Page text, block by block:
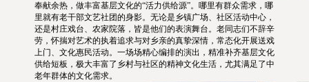
奉献余热，做丰富基层文化的“活力供给源”。哪里有群众需求，哪
里就有老干部文艺社团的身影。无论是乡镇广场、社区活动中心，
还是村庄戏台、农家院落，皆是他们的表演舞台。老同志们不辞辛
劳，怀揣对艺术的执着追求与对乡亲的真挚深情，常态化开展送戏
上门、文化惠民活动。一场场精心编排的演出，精准补齐基层文化
供给短板，极大丰富了乡村与社区的精神文化生活，尤其满足了中
老年群体的文化需求。